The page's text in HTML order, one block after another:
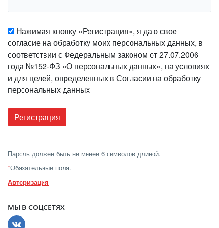
Нажимая кнопку «Регистрация», я даю свое
согласие на обработку моих персональных данных, в
соответствии с Федеральным законом от 27.07.2006
года №152-ФЗ «О персональных данных», на условиях
и для целей, определенных в Согласии на обработку
персональных данных
Пароль должен быть не менее 6 символов длиной.
*Обязательные поля.
Авторизация
МЫ В СОЦСЕТЯХ